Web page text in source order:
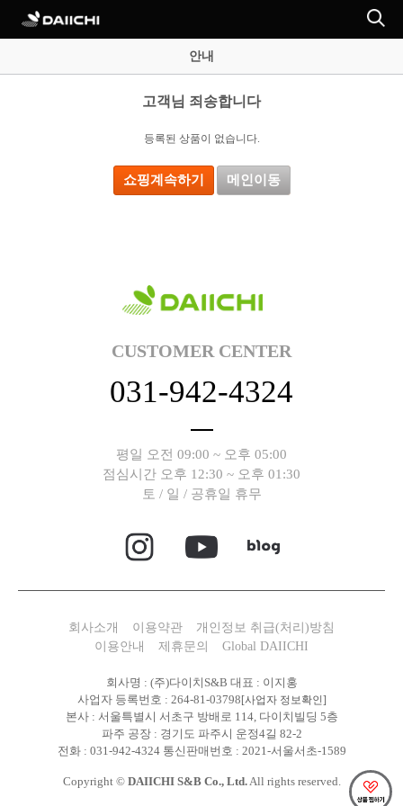
안내
고객님 죄송합니다
등록된 상품이 없습니다.
쇼핑계속하기 메인이동
CUSTOMER CENTER
031-942-4324
평일 오전 09:00 ~ 오후 05:00
점심시간 오후 12:30 ~ 오후 01:30
토 / 일 / 공휴일 휴무
회사소개 이용약관
개인정보 취급(처리)방침
이용안내
제휴문의 Global DAIICHI
회사명 : (주)다이치S&B 대표 : 이지홍
사업자 등록번호 : 264-81-03798[사업자 정보확인]
본사 : 서울특별시 서초구 방배로 114, 다이치빌딩 5층
파주 공장 : 경기도 파주시 운정4길 82-2
전화 : 031-942-4324 통신판매번호 : 2021-서울서초-1589
Copyright © DAIICHI S&B Co., Ltd.All rights reserved.